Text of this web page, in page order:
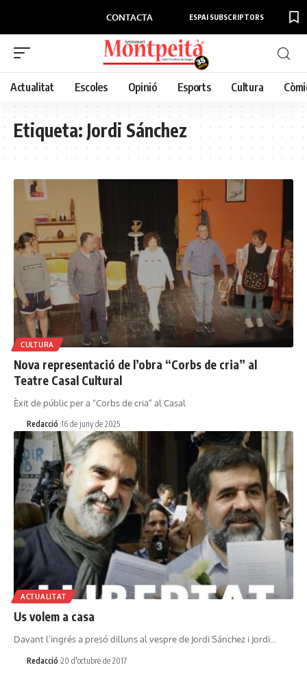
CONTACTA ESPAI SUBSCRIPTORS
Actualitat Escoles Opinió Esports Cultura
Etiqueta:Jordi Sánchez
CULTURA
Nova representació de l’obra “Corbs de cria” al
Teatre Casal Cultural
Èxit de públic per a “Corbs de cria” al Casal
Redacció 16 de juny de 2025
ACTUALITAT
Us volem a casa
Davant l’ingrés a presó dilluns al vespre de Jordi Sánchez i Jordi…
Redacció 20 d'octubre de 2017